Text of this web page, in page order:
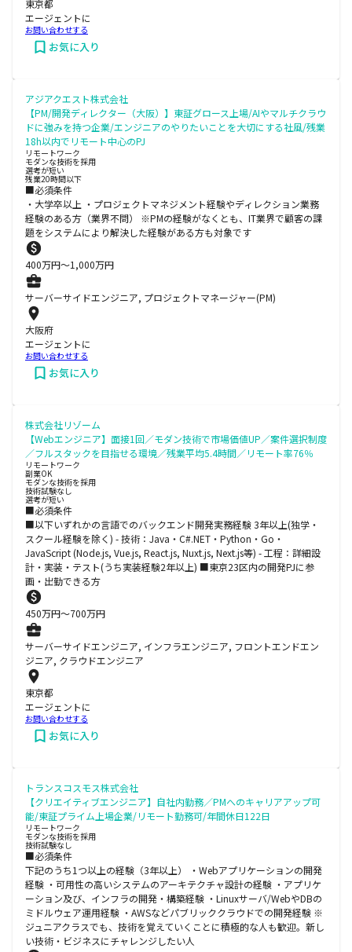
東京都
エージェントに
お問い合わせする
お気に入り
アジアクエスト株式会社
【PM/開発ディレクター（大阪）】東証グロース上場/AIやマルチクラウ
ドに強みを持つ企業/エンジニアのやりたいことを大切にする社風/残業
18h以内でリモート中心のPJ
リモートワーク
モダンな技術を採用
選考が短い
残業20時間以下
■必須条件
・大学卒以上 ・プロジェクトマネジメント経験やディレクション業務
経験のある方（業界不問） ※PMの経験がなくとも、IT業界で顧客の課
題をシステムにより解決した経験がある方も対象です
400万円〜1,000万円
サーバーサイドエンジニア, プロジェクトマネージャー(PM)
大阪府
エージェントに
お問い合わせする
お気に入り
株式会社リゾーム
【Webエンジニア】面接1回／モダン技術で市場価値UP／案件選択制度
／フルスタックを目指せる環境／残業平均5.4時間／リモート率76％
リモートワーク
副業OK
モダンな技術を採用
技術試験なし
選考が短い
■必須条件
■以下いずれかの言語でのバックエンド開発実務経験 3年以上(独学・
スクール経験を除く) - 技術：Java・C#.NET・Python・Go・
JavaScript (Node.js, Vue.js, React.js, Nuxt.js, Next.js等) - 工程：詳細設
計・実装・テスト(うち実装経験2年以上) ■東京23区内の開発PJに参
画・出勤できる方
450万円〜700万円
サーバーサイドエンジニア, インフラエンジニア, フロントエンドエン
ジニア, クラウドエンジニア
東京都
エージェントに
お問い合わせする
お気に入り
トランスコスモス株式会社
【クリエイティブエンジニア】自社内勤務／PMへのキャリアアップ可
能/東証プライム上場企業/リモート勤務可/年間休日122日
リモートワーク
モダンな技術を採用
技術試験なし
■必須条件
下記のうち1つ以上の経験（3年以上） ・Webアプリケーションの開発
経験 ・可用性の高いシステムのアーキテクチャ設計の経験 ・アプリケ
ーション及び、インフラの開発・構築経験 ・Linuxサーバ/WebやDBの
ミドルウェア運用経験 ・AWSなどパブリッククラウドでの開発経験 ※
ジュニアクラスでも、技術を覚えていくことに積極的な人も歓迎。新し
い技術・ビジネスにチャレンジしたい人